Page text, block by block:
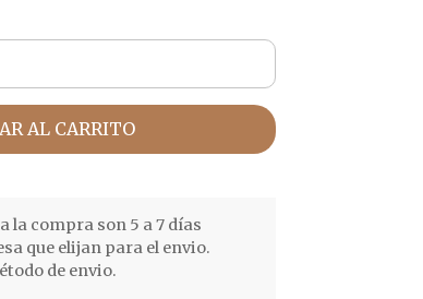
AL CARRITO
la compra son 5 a 7 días
que elijan para el envio.
de envio.